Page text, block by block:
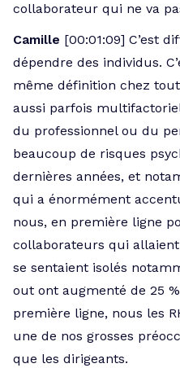
collaborateur qui ne va
Camille [00:01:09] C’est
dépendre des individus.
même définition chez
aussi parfois
du professionnel ou du
beaucoup de risques
dernières années, et
qui a énormément
nous, en première ligne
collaborateurs qui
se sentaient isolés
out ont augmenté de 25
première ligne, nous les
une de nos grosses
que les dirigeants.